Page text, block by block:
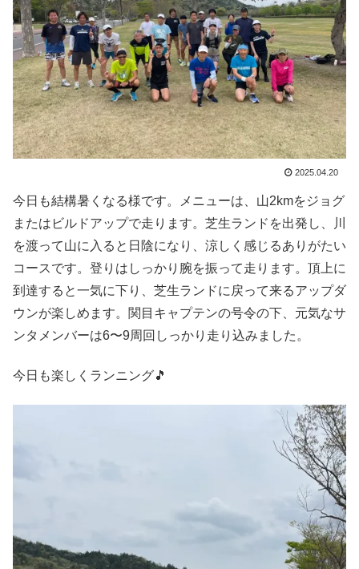
2025.04.20
今日も結構暑くなる様です。メニューは、山2kmをジョグ
またはビルドアップで走ります。芝生ランドを出発し、川
を渡って山に入ると日陰になり、涼しく感じるありがたい
コースです。登りはしっかり腕を振って走ります。頂上に
到達すると一気に下り、芝生ランドに戻って来るアップダ
ウンが楽しめます。関目キャプテンの号令の下、元気なサ
ンタメンバーは6〜9周回しっかり走り込みました。
今日も楽しくランニング🎵